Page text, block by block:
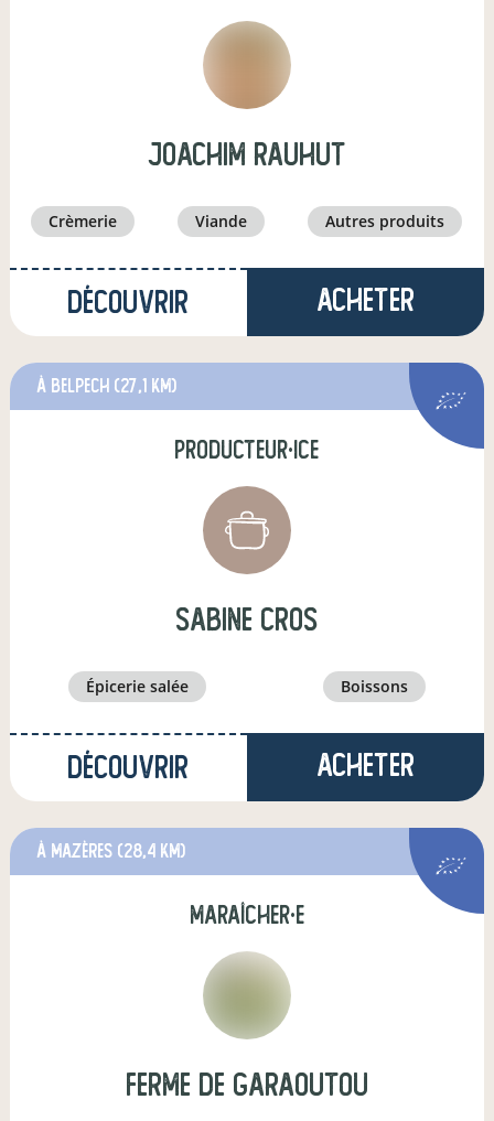
joachim rauhut
crèmerie viande autres produits
Découvrir Acheter
à Belpech (27,1 km)
producteur·ice
sabine cros
épicerie salée boissons
Découvrir Acheter
à Mazères (28,4 km)
maraîcher·e
Ferme de Garaoutou